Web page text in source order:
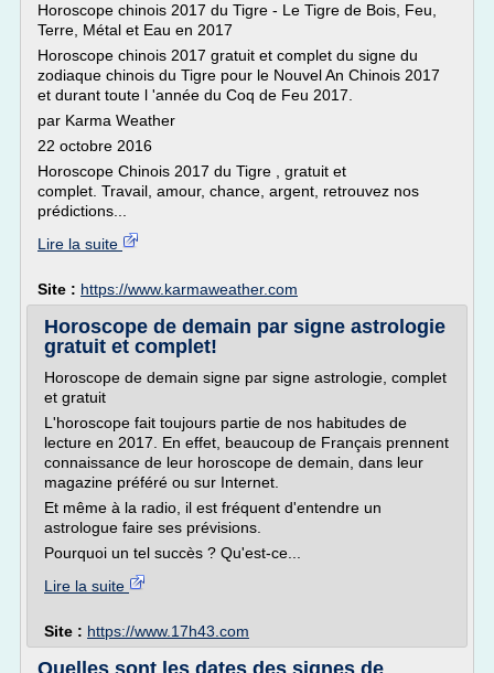
Horoscope chinois 2017 du Tigre - Le Tigre de Bois, Feu,
Terre, Métal et Eau en 2017
Horoscope chinois 2017 gratuit et complet du signe du
zodiaque chinois du Tigre pour le Nouvel An Chinois 2017
et durant toute l 'année du Coq de Feu 2017.
par Karma Weather
22 octobre 2016
Horoscope Chinois 2017 du Tigre , gratuit et
complet. Travail, amour, chance, argent, retrouvez nos
prédictions...
Lire la suite
Site : https://www.karmaweather.com
Horoscope de demain par signe astrologie
gratuit et complet!
Horoscope de demain signe par signe astrologie, complet
et gratuit
L'horoscope fait toujours partie de nos habitudes de
lecture en 2017. En effet, beaucoup de Français prennent
connaissance de leur horoscope de demain, dans leur
magazine préféré ou sur Internet.
Et même à la radio, il est fréquent d'entendre un
astrologue faire ses prévisions.
Pourquoi un tel succès ? Qu'est-ce...
Lire la suite
Site : https://www.17h43.com
Quelles sont les dates des signes de